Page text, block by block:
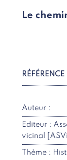
Le
Auteur :
Editeur :
vicinal [ASVi]
Thème :